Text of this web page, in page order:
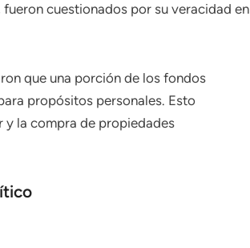
cuestionados por su veracidad en
que una porción de los fondos
propósitos personales. Esto
y la compra de propiedades